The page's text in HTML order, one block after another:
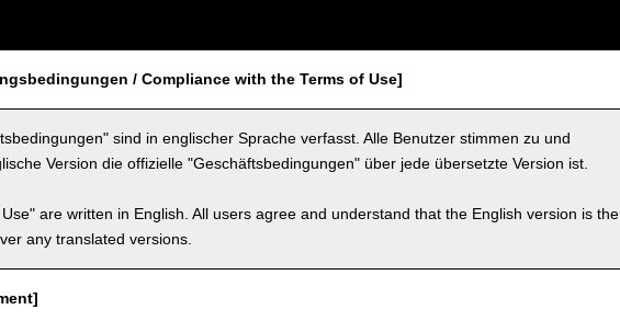
/ Compliance with the Terms of Use]
sind in englischer Sprache verfasst. Alle Benutzer stimmen zu und
Version die offizielle "Geschäftsbedingungen" über jede übersetzte Version ist.
are written in English. All users agree and understand that the English version is the
any translated versions.